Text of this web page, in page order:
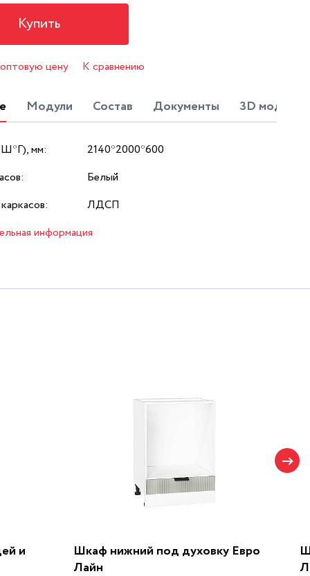
Купить
цену К сравнению
Модули Состав Документы 3D модель
мм:
2140*2000*600
Белый
ЛДСП
информация
и
Шкаф нижний под духовку Евро
Лайн